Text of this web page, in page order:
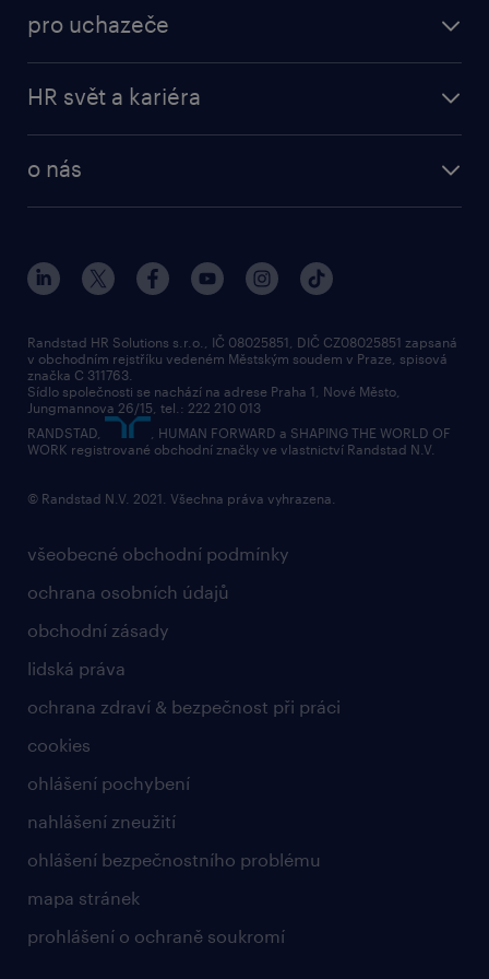
pro uchazeče
HR svět a kariéra
o nás
všeobecné obchodní podmínky
ochrana osobních údajů
obchodní zásady
lidská práva
ochrana zdraví & bezpečnost při práci
cookies
ohlášení pochybení
nahlášení zneužití
ohlášení bezpečnostního problému
mapa stránek
prohlášení o ochraně soukromí
Randstad HR Solutions s.r.o., IČ 08025851, DIČ CZ08025851 zapsaná
v obchodním rejstříku vedeném Městským soudem v Praze, spisová
značka C 311763.
Sídlo společnosti se nachází na adrese Praha 1, Nové Město,
Jungmannova 26/15, tel.: 222 210 013
RANDSTAD,
, HUMAN FORWARD a SHAPING THE WORLD OF
WORK registrované obchodní značky ve vlastnictví Randstad N.V.
© Randstad N.V. 2021. Všechna práva vyhrazena.